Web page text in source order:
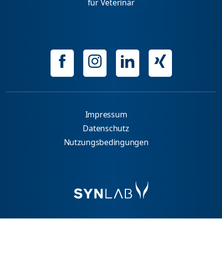
für Veterinär
Impressum
Datenschutz
Nutzungsbedingungen